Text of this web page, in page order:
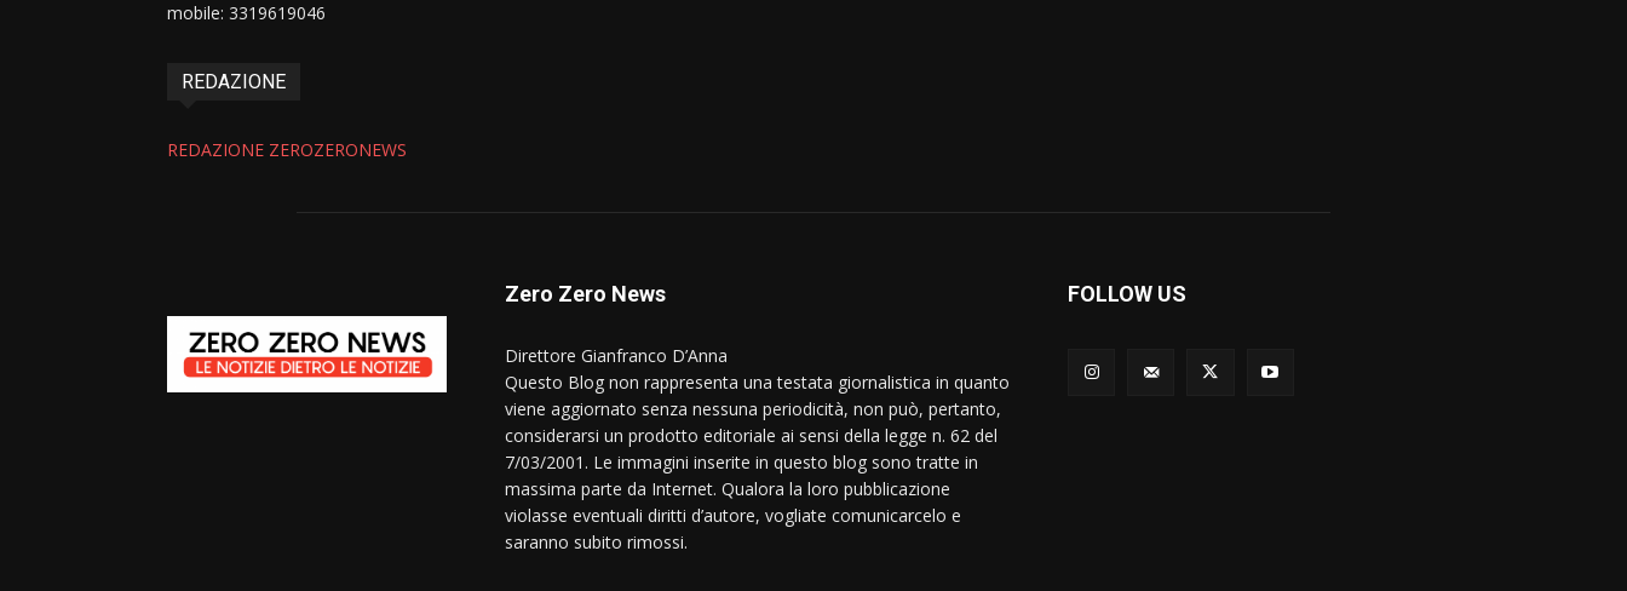
mobile: 3319619046
REDAZIONE
REDAZIONE ZEROZERONEWS
Zero Zero News
Direttore Gianfranco D’Anna
Questo Blog non rappresenta una testata giornalistica in quanto
viene aggiornato senza nessuna periodicità, non può, pertanto,
considerarsi un prodotto editoriale ai sensi della legge n. 62 del
7/03/2001. Le immagini inserite in questo blog sono tratte in
massima parte da Internet. Qualora la loro pubblicazione
violasse eventuali diritti d’autore, vogliate comunicarcelo e
saranno subito rimossi.
FOLLOW US